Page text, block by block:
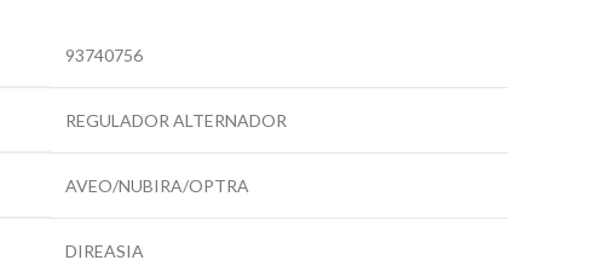
93740756
REGULADOR ALTERNADOR
AVEO/NUBIRA/OPTRA
DIREASIA